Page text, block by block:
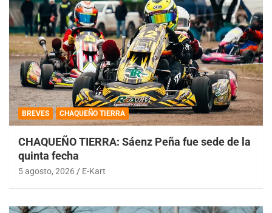
BREVES CHAQUEÑO TIERRA
CHAQUEÑO TIERRA: Sáenz Peña fue sede de la
quinta fecha
5 agosto, 2026 E-Kart